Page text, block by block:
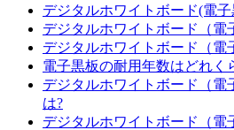
デジタルホワイトボード(電
デジタルホワイトボード（電
デジタルホワイトボード（電
電子黒板の耐用年数はどれく
デジタルホワイトボード（電
は?
デジタルホワイトボード（電